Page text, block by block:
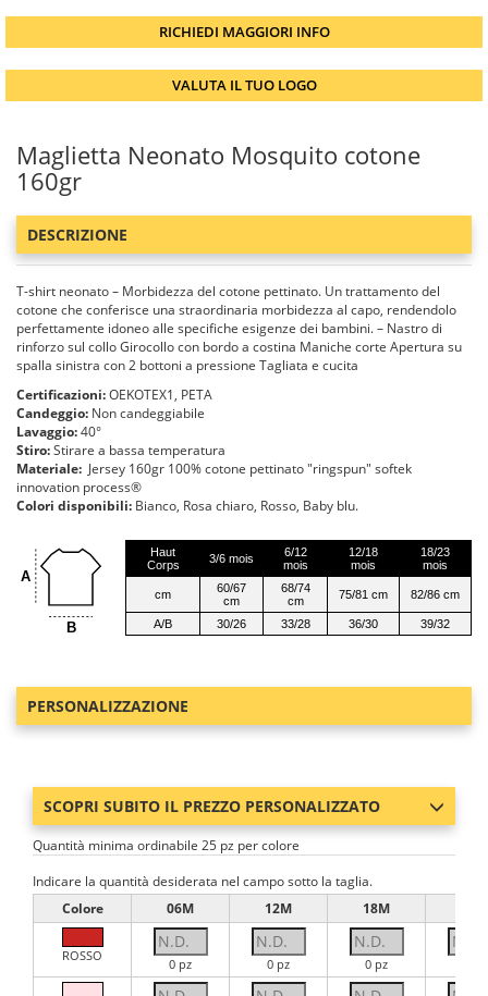
RICHIEDI MAGGIORI INFO
VALUTA IL TUO LOGO
Maglietta Neonato Mosquito cotone
160gr
DESCRIZIONE
T-shirt neonato – Morbidezza del cotone pettinato. Un trattamento del
cotone che conferisce una straordinaria morbidezza al capo, rendendolo
perfettamente idoneo alle specifiche esigenze dei bambini. – Nastro di
rinforzo sul collo Girocollo con bordo a costina Maniche corte Apertura su
spalla sinistra con 2 bottoni a pressione Tagliata e cucita
Certificazioni:OEKOTEX1, PETA
Candeggio: Non candeggiabile
Lavaggio:40°
Stiro:Stirare a bassa temperatura
Materiale: Jersey 160gr 100% cotone pettinato "ringspun" softek
innovation process®
Colori disponibili: Bianco, Rosa chiaro, Rosso, Baby blu.
A
B
Haut
Corps
3/6 mois
6/12
mois
12/18
mois
18/23
mois
cm
60/67
cm
68/74
cm
75/81 cm 82/86 cm
A/B 30/26 33/28 36/30 39/32
PERSONALIZZAZIONE
SCOPRI SUBITO IL PREZZO PERSONALIZZATO
Quantità minima ordinabile 25 pz per colore
Indicare la quantità desiderata nel campo sotto la taglia.
Colore
06M 12M 18M
ROSSO
0 pz 0 pz 0 pz